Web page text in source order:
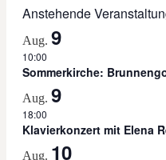
Anstehende
Aug. 9
10:00
Sommerkirche:
Aug. 9
18:00
Klavierkonzert mit Elena
Aug. 10